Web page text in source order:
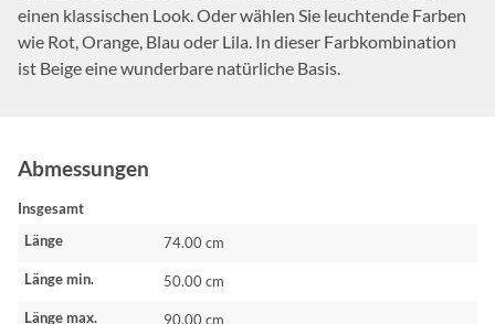
einen klassischen Look. Oder wählen Sie leuchtende Farben
wie Rot, Orange, Blau oder Lila. In dieser Farbkombination
ist Beige eine wunderbare natürliche Basis.
Abmessungen
Insgesamt
Länge
74.00 cm
Länge min. 50.00 cm
Länge max. 90.00 cm